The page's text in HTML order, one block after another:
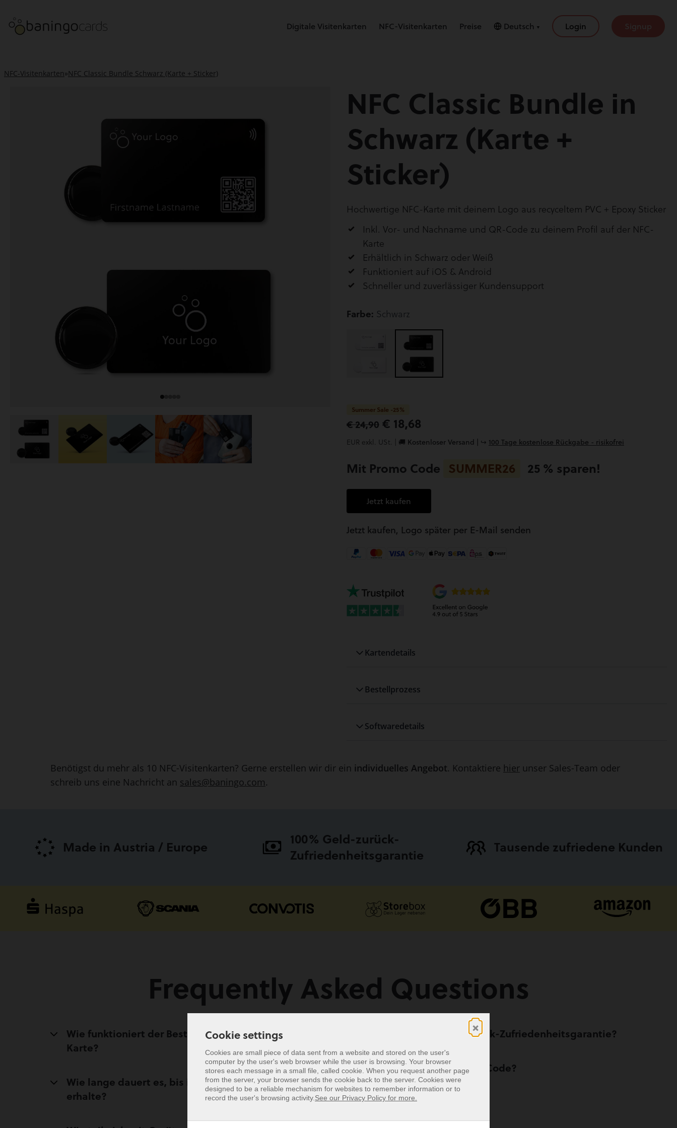
Cookie settings
Cookies are small piece of data sent from a website and stored on the user's
computer by the user's web browser while the user is browsing. Your browser
stores each message in a small file, called cookie. When you request another page
designed to be a reliable mechanism for websites to remember information or to
Cookie settings
Cookies are small piece of data sent from a website and stored on the user's
computer by the user's web browser while the user is browsing. Your browser
stores each message in a small file, called cookie. When you request another page
from the server, your browser sends the cookie back to the server. Cookies were
designed to be a reliable mechanism for websites to remember information or to
record the user's browsing activity. See our Privacy Policy for more.
×
Digitale Visitenkarten NFC-Visitenkarten Preise Deutsch ▼ Login Signup
NFC-Visitenkarten»NFC Classic Bundle Schwarz (Karte + Sticker)
NFC Classic Bundle in
Schwarz (Karte +
Sticker)
Hochwertige NFC-Karte mit deinem Logo aus recyceltem PVC + Epoxy Sticker
Inkl. Vor- und Nachname und QR-Code zu deinem Profil auf der NFC-
Karte
Erhältlich in Schwarz oder Weiß
Funktioniert auf iOS & Android
Schneller und zuverlässiger Kundensupport
Farbe: Schwarz
Summer Sale -25%
€ 24,90 € 18,68
EUR exkl. USt. | 🚚 Kostenloser Versand | ↪️ 100 Tage kostenlose Rückgabe - risikofrei
Mit Promo Code SUMMER26 25 % sparen!
Jetzt kaufen
Jetzt kaufen, Logo später per E-Mail senden
Kartendetails
Bestellprozess
Softwaredetails
Benötigst du mehr als 10 NFC-Visitenkarten? Gerne erstellen wir dir ein individuelles Angebot. Kontaktiere hier unser Sales-Team oder
schreib uns eine Nachricht an sales@baningo.com.
Made in Austria / Europe
100% Geld-zurück-
Zufriedenheitsgarantie
Tausende zufriedene Kunden
Frequently Asked Questions
Wie funktioniert der Bestellprozess meiner NFC-
Karte?
Wie lange dauert es, bis ich meine NFC-Visitenkarte
erhalte?
Was bedeutet Geld-zurück-Zufriedenheitsgarantie?
Wie scannt man den QR-Code?
Was ist NFC überhaupt?